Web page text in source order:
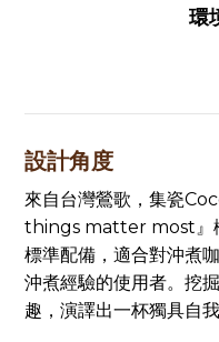
環
設計角度
來自台灣鶯歌，集瓷
things matter most』
標準配備，適合對沖煮
沖煮經驗的使用者。挖
趣，演譯出一杯獨具自